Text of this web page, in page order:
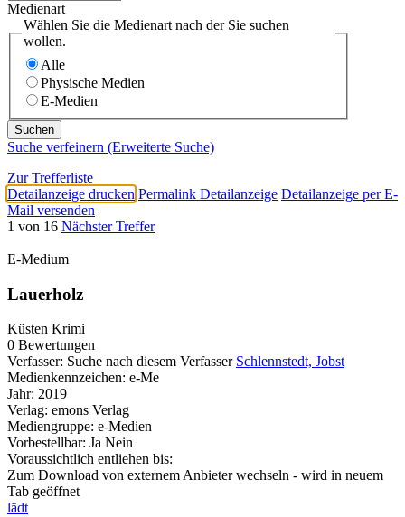
Medienart
Wählen Sie die Medienart nach der Sie suchen
wollen.
Alle
Physische Medien
E-Medien
Suche verfeinern (Erweiterte Suche)
Zur Trefferliste
Detailanzeige drucken Permalink Detailanzeige Detailanzeige per E-
Mail versenden
1 von 16 Nächster Treffer
E-Medium
Lauerholz
Küsten Krimi
0 Bewertungen
Verfasser: Suche nach diesem Verfasser Schlennstedt, Jobst
Medienkennzeichen: e-Me
Jahr: 2019
Verlag: emons Verlag
Mediengruppe: e-Medien
Vorbestellbar: Ja Nein
Voraussichtlich entliehen bis:
Zum Download von externem Anbieter wechseln - wird in neuem
Tab geöffnet
lädt